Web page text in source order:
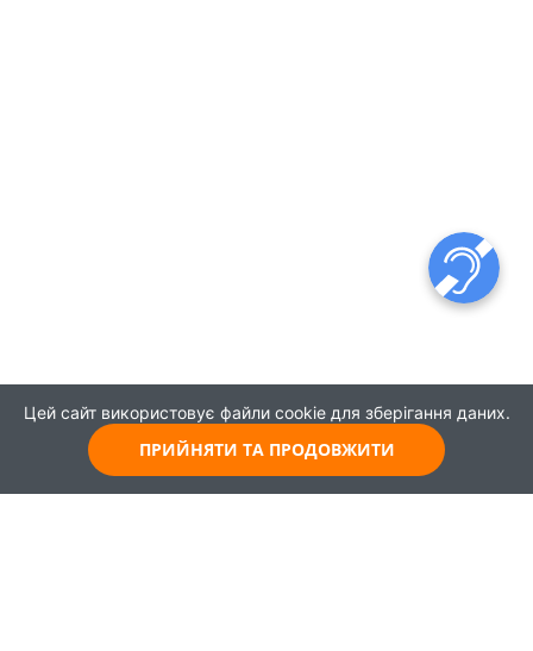
Цей сайт використовує файли cookie для зберігання даних.
ПРИЙНЯТИ ТА ПРОДОВЖИТИ